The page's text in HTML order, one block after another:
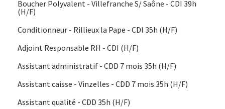
Boucher Polyvalent - Villefranche S/ Saône - CDI 39h
(H/F)
Conditionneur - Rillieux la Pape - CDI 35h (H/F)
Adjoint Responsable RH - CDI (H/F)
Assistant administratif - CDD 7 mois 35h (H/F)
Assistant caisse - Vinzelles - CDD 7 mois 35h (H/F)
Assistant qualité - CDD 35h (H/F)